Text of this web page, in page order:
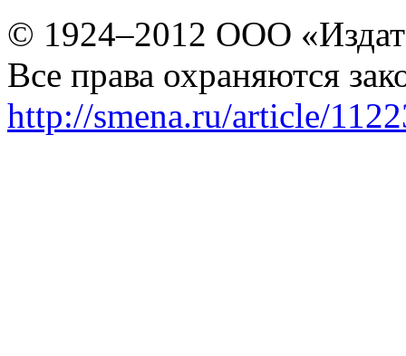
© 1924–2012 ООО
Все права охраняются
http://smena.ru/article/